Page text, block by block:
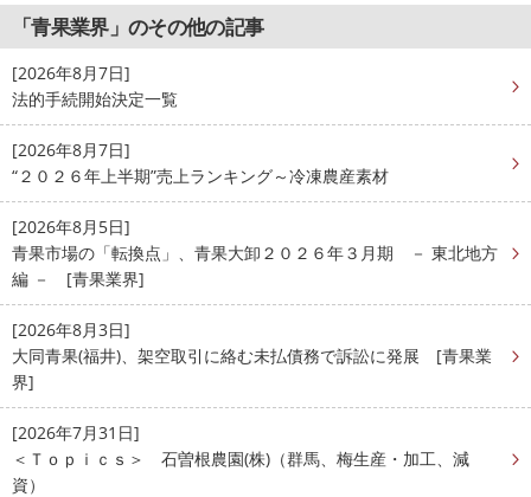
「青果業界」のその他の記事
[2026年8月7日]
法的手続開始決定一覧
[2026年8月7日]
“２０２６年上半期”売上ランキング～冷凍農産素材
[2026年8月5日]
青果市場の「転換点」、青果大卸２０２６年３月期 － 東北地方
編 － [青果業界]
[2026年8月3日]
大同青果(福井)、架空取引に絡む未払債務で訴訟に発展 [青果業
界]
[2026年7月31日]
＜Ｔｏｐｉｃｓ＞ 石曽根農園(株)（群馬、梅生産・加工、減
資）